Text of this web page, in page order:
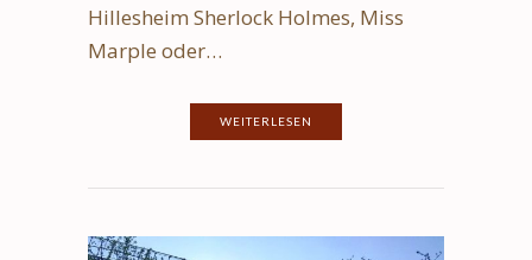
Hillesheim Sherlock Holmes, Miss
Marple oder…
WEITERLESEN